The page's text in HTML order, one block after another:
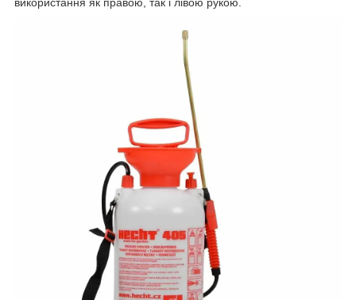
використання як правою, так і лівою рукою.